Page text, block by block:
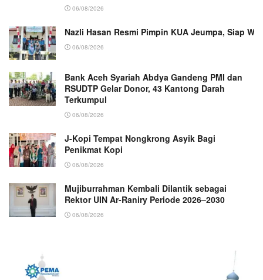
06/08/2026
Nazli Hasan Resmi Pimpin KUA Jeumpa, Siap
06/08/2026
Bank Aceh Syariah Abdya Gandeng PMI dan
RSUDTP Gelar Donor, 43 Kantong Darah
Terkumpul
06/08/2026
J-Kopi Tempat Nongkrong Asyik Bagi
Penikmat Kopi
06/08/2026
Mujiburrahman Kembali Dilantik sebagai
Rektor UIN Ar-Raniry Periode 2026–2030
06/08/2026